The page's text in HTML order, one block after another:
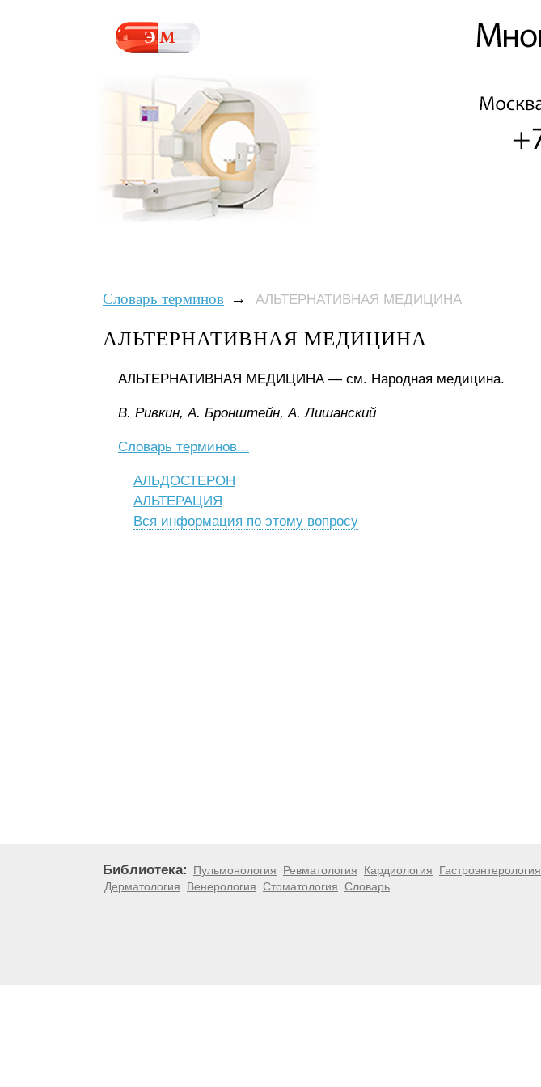
Словарь терминов → АЛЬТЕРНАТИВНАЯ МЕДИЦИНА
АЛЬТЕРНАТИВНАЯ МЕДИЦИНА
АЛЬТЕРНАТИВНАЯ МЕДИЦИНА — см. Народная медицина.
B. Pивкин, A. Бpoнштeйн, A. Лишaнcкий
Словарь терминов...
АЛЬДОСТЕРОН
АЛЬТЕРАЦИЯ
Вся информация по этому вопросу
Библиотека: Пульмонология Ревматология Кардиология Гастроэнтерология
Дерматология
Венерология Стоматология Словарь